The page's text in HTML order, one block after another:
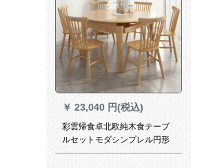
ルとテーブルの組み合わせは
オークテーブルの組み合わせ
で1.2 mのシングルテーブル
【木送り回転盤】
￥ 23,040 円(税込)
彩雲帰食卓北欧純木食テーブ
ルセットモダシンプレル円形
伸縮テーブル6人乗りミニテー